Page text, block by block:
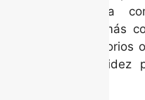
mayor frecuencia
nombramos los más
clínicas y consultorios
resolver con